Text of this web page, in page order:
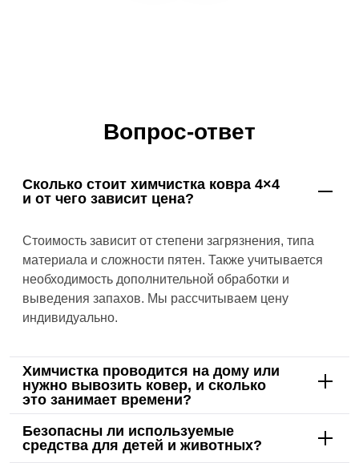
Вопрос-ответ
Сколько стоит химчистка ковра 4×4
и от чего зависит цена?
Стоимость зависит от степени загрязнения, типа
материала и сложности пятен. Также учитывается
необходимость дополнительной обработки и
выведения запахов. Мы рассчитываем цену
индивидуально.
Химчистка проводится на дому или
нужно вывозить ковер, и сколько
это занимает времени?
Безопасны ли используемые
средства для детей и животных?